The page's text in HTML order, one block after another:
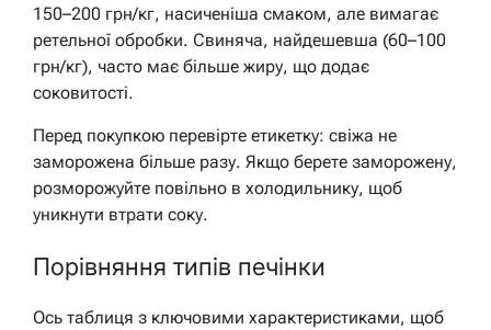
150–200 грн/кг, насиченіша смаком, але вимагає
ретельної обробки. Свиняча, найдешевша (60–100
грн/кг), часто має більше жиру, що додає
соковитості.
Перед покупкою перевірте етикетку: свіжа не
заморожена більше разу. Якщо берете заморожену,
розморожуйте повільно в холодильнику, щоб
уникнути втрати соку.
Порівняння типів печінки
Ось таблиця з ключовими характеристиками, щоб